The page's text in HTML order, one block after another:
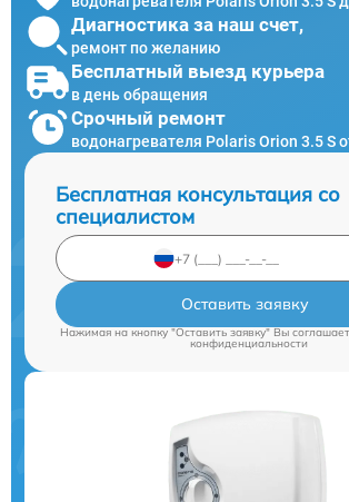
Диагностика за наш счет,
ремонт по желанию
Бесплатный выезд курьера
в день обращения
Срочный ремонт
водонагревателя Polaris Orion 3.5 S
Бесплатная консультация со
специалистом
Оставить заявку
Нажимая на кнопку "Оставить заявку" Вы
конфиденциальности